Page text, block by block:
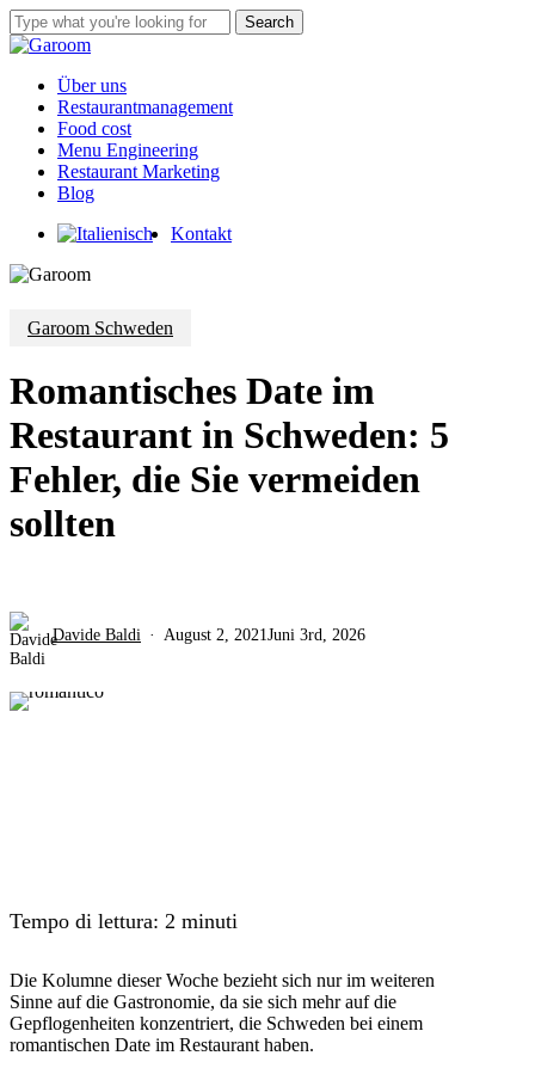
Skip
to
content
Search
Close
Menu
Über uns
Restaurantmanagement
Food cost
Menu Engineering
Restaurant Marketing
Blog
Kontakt
Garoom Schweden
Romantisches Date im
Restaurant in Schweden: 5
Fehler, die Sie vermeiden
sollten
Davide Baldi August 2, 2021 Juni 3rd, 2026
Tempo di lettura: 2 minuti
Die Kolumne dieser Woche bezieht sich nur im weiteren
Sinne auf die Gastronomie, da sie sich mehr auf die
Gepflogenheiten konzentriert, die Schweden bei einem
romantischen Date im Restaurant haben.